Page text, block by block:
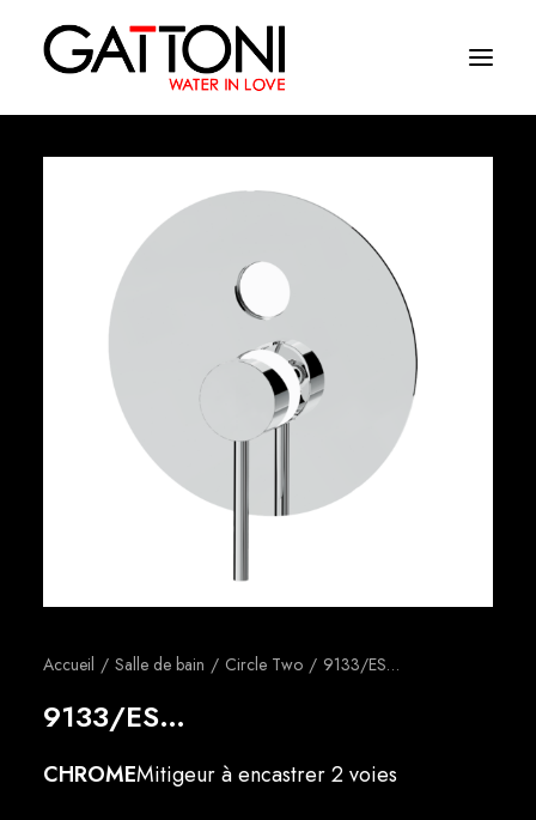
Environnements
Produits
Où acheter
Accueil Salle de bain Circle Two 9133/ES…
9133/ES…
CHROMEMitigeur à encastrer 2 voies